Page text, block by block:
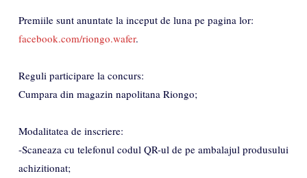
Premiile sunt anuntate la inceput de luna pe pagina lor:
facebook.com/riongo.wafer.
Reguli participare la concurs:
Cumpara din magazin napolitana Riongo;
Modalitatea de inscriere:
-Scaneaza cu telefonul codul QR-ul de pe ambalajul produsului
achizitionat;